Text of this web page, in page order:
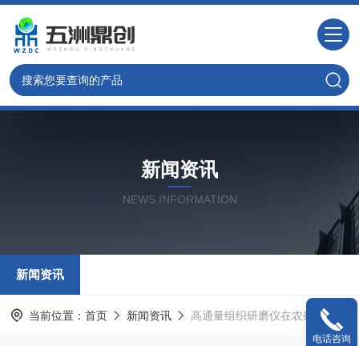
新闻资讯
NEWS INFORMATION
新闻资讯
当前位置： 首页 新闻资讯 高通量组织研磨仪在农残检测中的应用
电话咨询